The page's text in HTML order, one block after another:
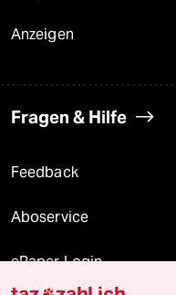
Anzeigen
Fragen & Hilfe
Feedback
Aboservice
ePaper Login